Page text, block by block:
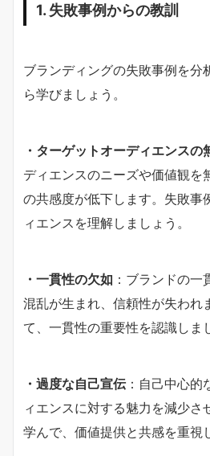
1. 失敗事例からの教訓
ブランディングの失敗事例を分
ら学びましょう。
・ターゲットオーディエンスの
ディエンスのニーズや価値観を
の共感度が低下します。失敗事
ィエンスを理解しましょう。
・一貫性の欠如 ：ブランドの一
混乱が生まれ、信頼性が失われ
て、一貫性の重要性を認識しま
・過度な自己宣伝：自己中心的
ィエンスに対する魅力を減少さ
学んで、価値提供と共感を重視